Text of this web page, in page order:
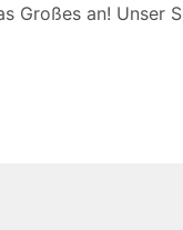
Großes an!